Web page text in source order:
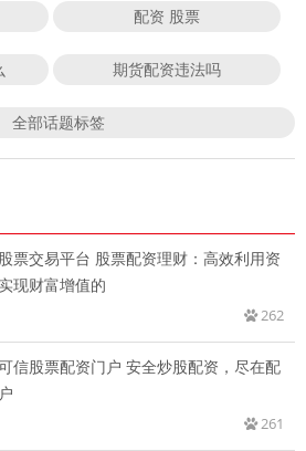
配资 股票
期货配资违法吗
全部话题标签
票交易平台 股票配资理财：高效利用资
现财富增值的
262
信股票配资门户 安全炒股配资，尽在配
261